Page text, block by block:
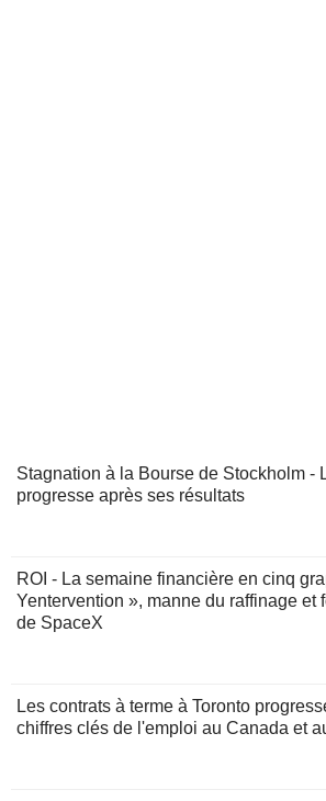
Stagnation à la Bourse de Stockholm -
progresse après ses résultats
ROI - La semaine financière en cinq
Yentervention », manne du raffinage et
de SpaceX
Les contrats à terme à Toronto
chiffres clés de l'emploi au Canada et